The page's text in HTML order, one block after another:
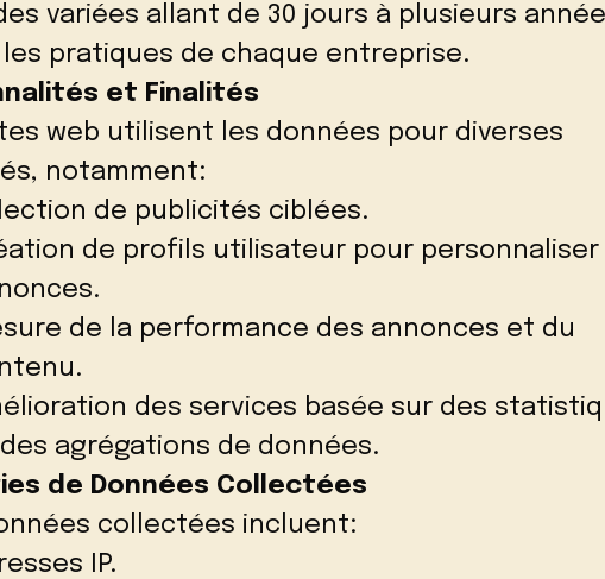
variées allant de 30 jours à plusieurs
pratiques de chaque entreprise.
et Finalités
web utilisent les données pour diverses
notamment:
de publicités ciblées.
de profils utilisateur pour personnaliser
de la performance des annonces et du
des services basée sur des
agrégations de données.
de Données Collectées
collectées incluent:
IP.